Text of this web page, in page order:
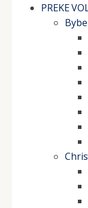
PREKE